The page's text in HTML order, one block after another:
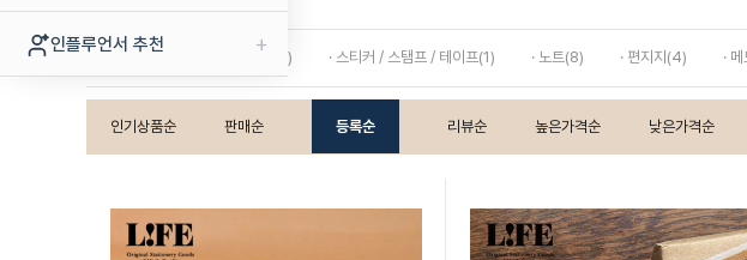
인플루언서 추천 +
· 필통 / 펜 파우치 / 보관함(1) · 스티커 / 스탬프 / 테이프(1) · 노트(8) · 편지지(4) ·
인기상품순 판매순 등록순 리뷰순 높은가격순 낮은가격순